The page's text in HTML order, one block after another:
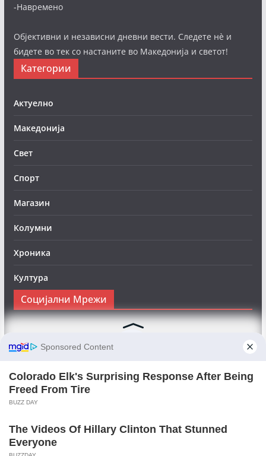
-Навремено
Објективни и независни дневни вести. Следете нè и
бидете во тек со настаните во Македонија и светот!
Категории
Актуелно
Македонија
Свет
Спорт
Магазин
Колумни
Хроника
Култура
Социјални Мрежи
Следете нè на Фејсбук за да сте во тек со најновите